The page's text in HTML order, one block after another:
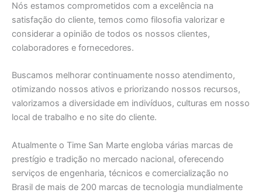
Nós estamos comprometidos com a excelência na
satisfação do cliente, temos como filosofia valorizar e
considerar a opinião de todos os nossos clientes,
colaboradores e fornecedores.
Buscamos melhorar continuamente nosso atendimento,
otimizando nossos ativos e priorizando nossos recursos,
valorizamos a diversidade em indivíduos, culturas em nosso
local de trabalho e no site do cliente.
Atualmente o Time San Marte engloba várias marcas de
prestígio e tradição no mercado nacional, oferecendo
serviços de engenharia, técnicos e comercialização no
Brasil de mais de 200 marcas de tecnologia mundialmente